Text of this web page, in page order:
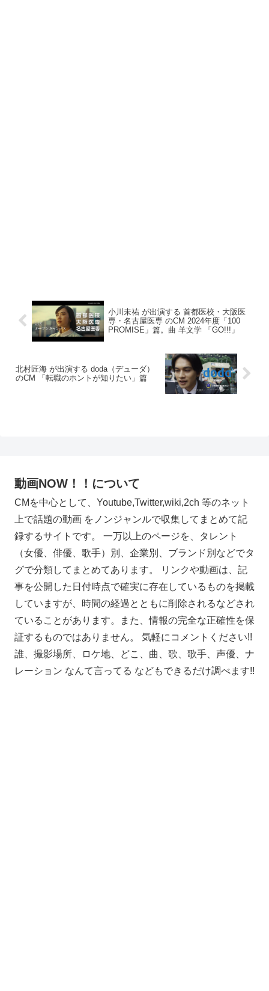
小川未祐 が出演する 首都医校・大阪医
専・名古屋医専 のCM 2024年度「100
PROMISE」篇。曲 羊文学 「GO!!!」
北村匠海 が出演する doda（デューダ）
のCM 「転職のホントが知りたい」篇
動画NOW！！について
CMを中心として、Youtube,Twitter,wiki,2ch 等のネット
上で話題の動画 をノンジャンルで収集してまとめて記
録するサイトです。 一万以上のページを、タレント
（女優、俳優、歌手）別、企業別、ブランド別などでタ
グで分類してまとめてあります。 リンクや動画は、記
事を公開した日付時点で確実に存在しているものを掲載
していますが、時間の経過とともに削除されるなどされ
ていることがあります。また、情報の完全な正確性を保
証するものではありません。 気軽にコメントください!!
誰、撮影場所、ロケ地、どこ、曲、歌、歌手、声優、ナ
レーション なんて言ってる などもできるだけ調べます!!